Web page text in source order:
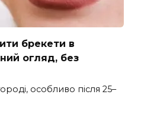
брекети в
огляд, без
особливо після 25–